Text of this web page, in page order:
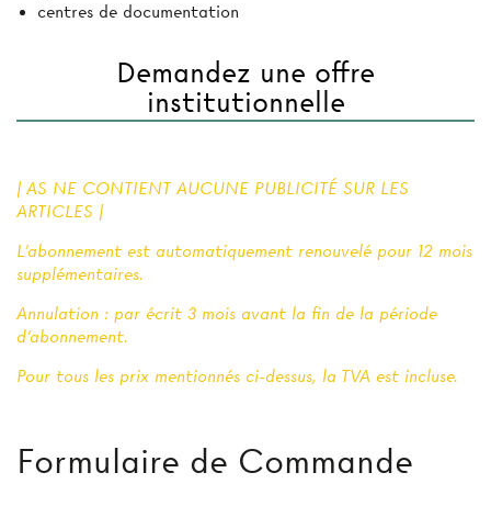
centres de documentation
Demandez une offre
institutionnelle
| AS NE CONTIENT AUCUNE PUBLICITÉ SUR LES
ARTICLES |
L'abonnement est automatiquement renouvelé pour 12 mois
supplémentaires.
Annulation : par écrit 3 mois avant la fin de la période
d'abonnement.
Pour tous les prix mentionnés ci-dessus, la TVA est incluse.
Formulaire de Commande